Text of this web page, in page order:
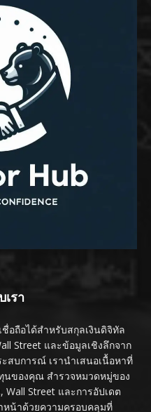
เรา
อถือได้สำหรับสกุลเงินดิจิทัล
Street และข้อมูลเชิงลึกจาก
สบการณ์ เรานำเสนอเนื้อหาที่
นของคุณ สำรวจหมวดหมู่ของ
Wall Street และการอัปเดต
น้าด้วยความครอบคลุมที่